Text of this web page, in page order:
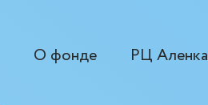
О фонде РЦ Аленка